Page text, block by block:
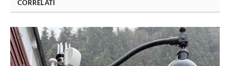
CORRELATI